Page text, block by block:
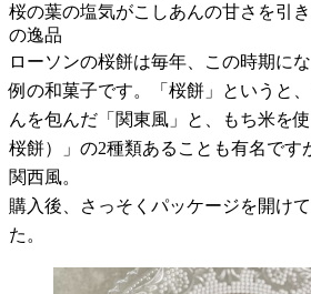
桜の葉の塩気がこしあんの甘さを引
の逸品
ローソンの桜餅は毎年、この時期に
例の和菓子です。「桜餅」というと
んを包んだ「関東風」と、もち米を
桜餅）」の2種類あることも有名です
関西風。
購入後、さっそくパッケージを開け
た。